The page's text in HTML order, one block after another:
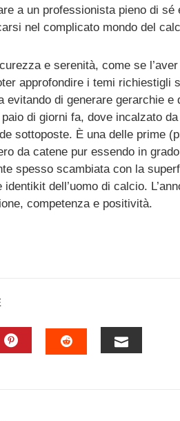
a un professionista pieno di sé
nel complicato mondo del
e serenità, come se
approfondire i temi richiestigli
di generare gerarchie e
di giorni fa, dove incalzato
sottoposte. È una delle prime
da catene pur essendo in
spesso scambiata con la
dell’uomo di calcio.
competenza e positività.